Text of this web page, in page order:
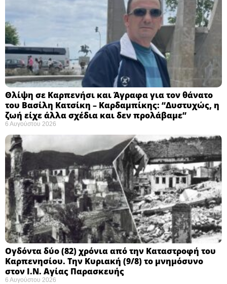
Θλίψη σε Καρπενήσι και Άγραφα για τον θάνατο
του Βασίλη Κατσίκη – Καρδαμπίκης: “Δυστυχώς, η
ζωή είχε άλλα σχέδια και δεν προλάβαμε”
6 Αυγούστου 2026
Ογδόντα δύο (82) χρόνια από την Καταστροφή του
Καρπενησίου. Την Κυριακή (9/8) το μνημόσυνο
στον Ι.Ν. Αγίας Παρασκευής
6 Αυγούστου 2026